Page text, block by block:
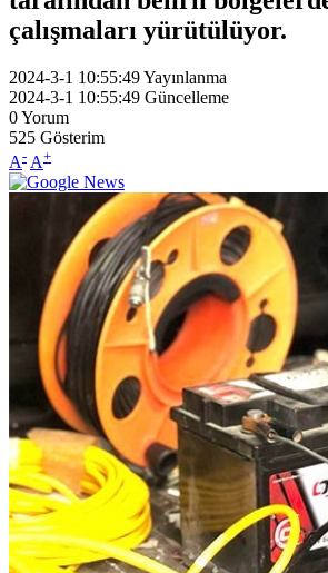
çalışmaları yürütülüyor.
2024-3-1 10:55:49Yayınlanma
2024-3-1 10:55:49 Güncelleme
0Yorum
525 Gösterim
A- A+